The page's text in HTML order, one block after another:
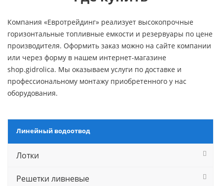
Компания «Евротрейдинг» реализует высокопрочные
горизонтальные топливные емкости и резервуары по цене
производителя. Оформить заказ можно на сайте компании
или через форму в нашем интернет-магазине
shop.gidrolica. Мы оказываем услуги по доставке и
профессиональному монтажу приобретенного у нас
оборудования.
Линейный водоотвод
Лотки
Решетки ливневые